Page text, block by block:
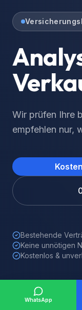
Policen
Bestehende
Keine unnötigen
Kostenlos &
WhatsApp